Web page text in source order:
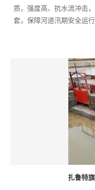
质，强度高、抗水流冲击
套，保障河道汛期安全运
扎鲁特